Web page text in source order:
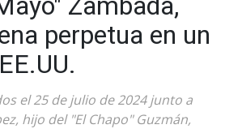
perpetua en un
el 25 de julio de 2024 junto a
hijo del "El Chapo" Guzmán,